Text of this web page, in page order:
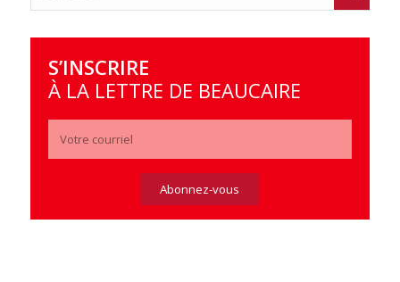
S’INSCRIRE
À LA LETTRE DE BEAUCAIRE